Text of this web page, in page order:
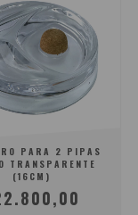
PARA 2 PIPAS
TRANSPARENTE
(16CM)